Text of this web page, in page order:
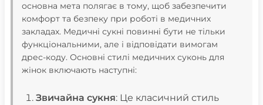
основна мета полягає в тому, щоб забезпечити
комфорт та безпеку при роботі в медичних
закладах. Медичні сукні повинні бути не тільки
функціональними, але і відповідати вимогам
дрес-коду. Основні стилі медичних суконь для
жінок включають наступні:
Звичайна сукня: Це класичний стиль